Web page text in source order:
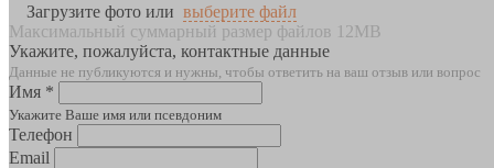
Загрузите фото или выберите файл
Максимальный суммарный размер файлов 12MB
Укажите, пожалуйста, контактные данные
Данные не публикуются и нужны, чтобы ответить на ваш отзыв или вопрос
Имя *
Укажите Ваше имя или псевдоним
Телефон
Email